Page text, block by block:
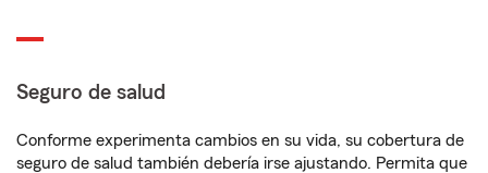
Seguro de salud
Conforme experimenta cambios en su vida, su cobertura de
seguro de salud también debería irse ajustando. Permita que